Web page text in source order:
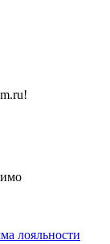
лояльности